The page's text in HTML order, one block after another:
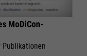
MoDiCon-
Publikationen